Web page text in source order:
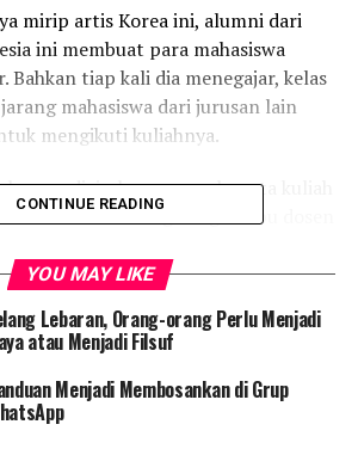
mirip artis Korea ini, alumni dari
ini membuat para mahasiswa
Bahkan tiap kali dia menegajar, kelas
mahasiswa dari jurusan lain
mengikuti kuliahnya.
yang diajarkan sungguh mata kuliah
Kalkulus. Namun gara-gara ibu dosen
yang diajarkan sungguh mata kuliah
Namun gara-gara ibu dosen
menyenangkan mata kuliah itu
.
CONTINUE READING
YOU MAY LIKE
Lebaran, Orang-orang Perlu Menjadi
atau Menjadi Filsuf
Menjadi Membosankan di Grup